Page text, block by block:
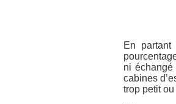
En
ni
cabines
trop petit